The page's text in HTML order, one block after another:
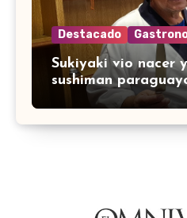
Destacado
Sukiyaki vio nacer
sushiman